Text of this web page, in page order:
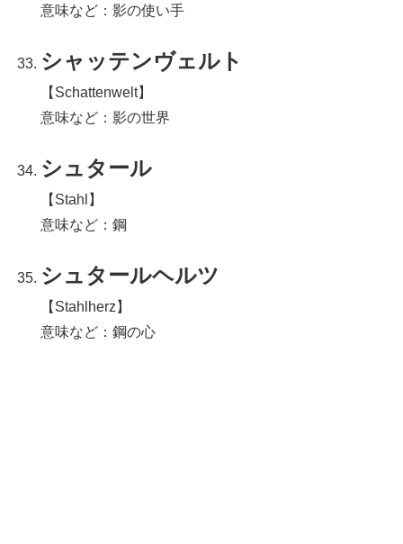
意味など：影の使い手
シャッテンヴェルト
【Schattenwelt】
意味など：影の世界
シュタール
【Stahl】
意味など：鋼
シュタールヘルツ
【Stahlherz】
意味など：鋼の心